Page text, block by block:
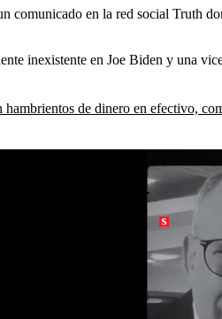
comunicado en la red social Truth
inexistente en Joe Biden y una
de dinero en efectivo,